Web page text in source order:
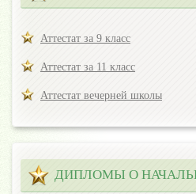
Аттестат за 9 класс
Аттестат за 11 класс
Аттестат вечерней школы
ДИПЛОМЫ О